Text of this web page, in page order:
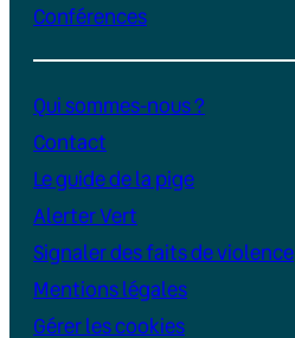
Conférences
Qui sommes-nous ?
Contact
Le guide de la pige
Alerter Vert
Signaler des faits de violence
Mentions légales
Gérer les cookies